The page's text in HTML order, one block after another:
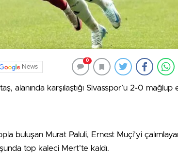
News
0
alanında karşılaştığı Sivasspor’u 2-0 mağlup
buluşan Murat Paluli, Ernest Muçi’yi
top kaleci Mert’te kaldı.